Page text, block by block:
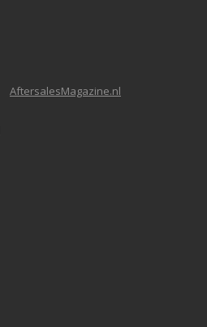
AftersalesMagazine.nl